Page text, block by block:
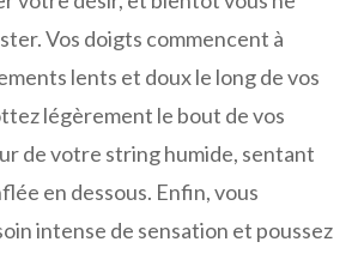
Vos doigts commencent à
lents et doux le long de vos
légèrement le bout de vos
de votre string humide, sentant
en dessous. Enfin, vous
intense de sensation et poussez